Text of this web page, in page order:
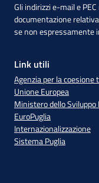
Gli indirizzi e-mail e
documentazione
se non espressamente
Link utili
Agenzia per la
Unione Europea
Ministero dello Sviluppo
EuroPuglia
Internazionalizzazione
Sistema Puglia